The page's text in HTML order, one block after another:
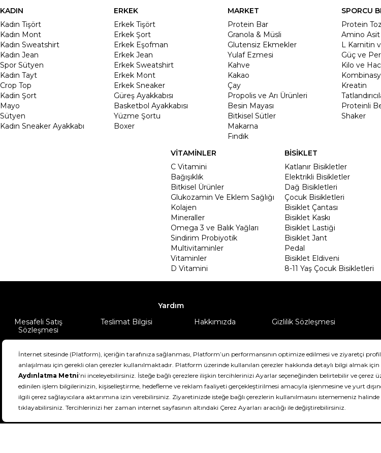
KADIN
Kadın Tişört
Kadın Mont
Kadın Sweatshirt
Kadın Jean
Spor Sütyen
Kadın Tayt
Crop Top
Kadin Şort
Mayo
Sütyen
Kadın Sneaker Ayakkabı
ERKEK
Erkek Tişört
Erkek Şort
Erkek Eşofman
Erkek Jean
Erkek Sweatshirt
Erkek Mont
Erkek Sneaker
Güreş Ayakkabısı
Basketbol Ayakkabısı
Yüzme Şortu
Boxer
MARKET
Protein Bar
Granola & Müsli
Glutensiz Ekmekler
Yulaf Ezmesi
Kahve
Kakao
Çay
Propolis ve Arı Ürünleri
Besin Mayası
Bitkisel Sütler
Makarna
Fındık
SPORCU
Protein
Amino Asit
L Karnitin
Güç ve
Kilo ve
Kreatin
Proteinli
Shaker
VİTAMİNLER
C Vitamini
Bağışıklık
Bitkisel Ürünler
Glukozamin Ve Eklem Sağlığı
Kolajen
Mineraller
Omega 3 ve Balık Yağları
Sindirim Probiyotik
Multivitaminler
Vitaminler
D Vitamini
BİSİKLET
Katlanır Bisikletler
Elektrikli Bisikletler
Dağ Bisikletleri
Çocuk Bisikletleri
Bisiklet Çantası
Bisiklet Kaskı
Bisiklet Lastiği
Bisiklet Jant
Pedal
Bisiklet Eldiveni
8-11 Yaş Çocuk Bisikletleri
Yardım
Mesafeli Satış
Sözleşmesi
Teslimat Bilgisi Hakkımızda Gizlilik Sözleşmesi
DeFactoFIT ©️ 2022-2026. Tüm hakları saklıdır.